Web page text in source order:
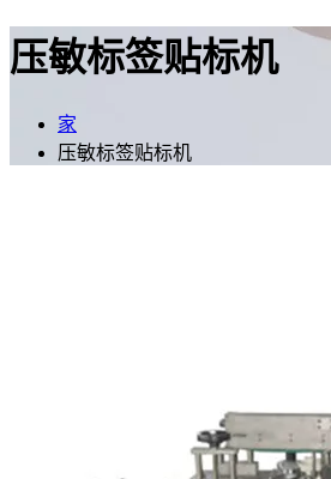
压敏标签贴标机
家
压敏标签贴标机